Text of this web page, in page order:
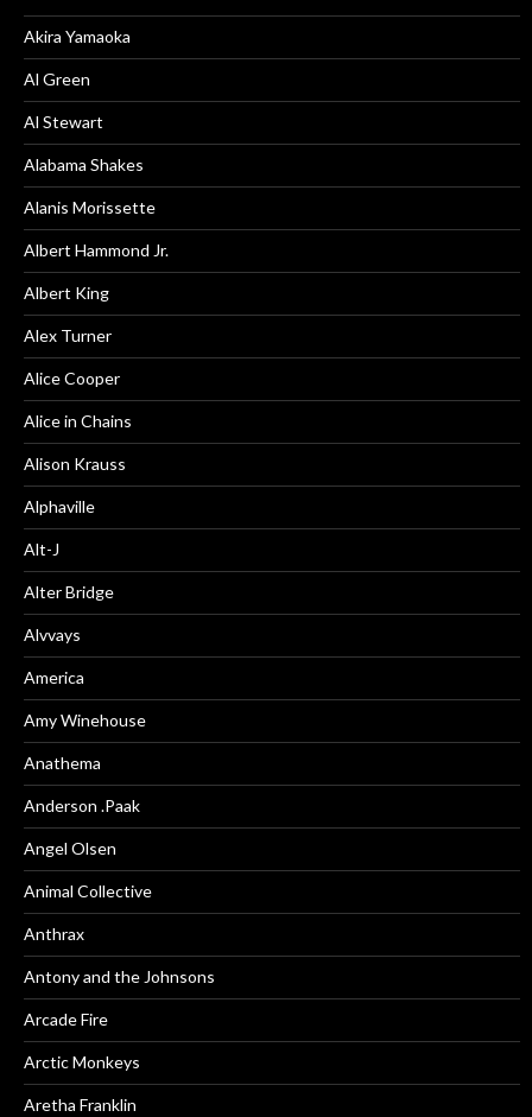
Akira Yamaoka
Al Green
Al Stewart
Alabama Shakes
Alanis Morissette
Albert Hammond Jr.
Albert King
Alex Turner
Alice Cooper
Alice in Chains
Alison Krauss
Alphaville
Alt-J
Alter Bridge
Alvvays
America
Amy Winehouse
Anathema
Anderson .Paak
Angel Olsen
Animal Collective
Anthrax
Antony and the Johnsons
Arcade Fire
Arctic Monkeys
Aretha Franklin